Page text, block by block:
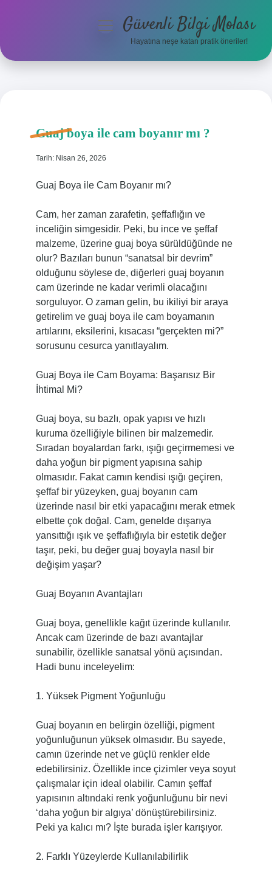
Anasayfa
menüyüGüvenli Bilgi Molası
Hayatına neşe katan pratik öneriler!
Guaj boya ile cam boyanır mı ?
Tarih: Nisan 26, 2026
Guaj Boya ile Cam Boyanır mı?
Cam, her zaman zarafetin, şeffaflığın ve
inceliğin simgesidir. Peki, bu ince ve şeffaf
malzeme, üzerine guaj boya sürüldüğünde ne
olur? Bazıları bunun “sanatsal bir devrim”
olduğunu söylese de, diğerleri guaj boyanın
cam üzerinde ne kadar verimli olacağını
sorguluyor. O zaman gelin, bu ikiliyi bir araya
getirelim ve guaj boya ile cam boyamanın
artılarını, eksilerini, kısacası “gerçekten mi?”
sorusunu cesurca yanıtlayalım.
Guaj Boya ile Cam Boyama: Başarısız Bir
İhtimal Mi?
Guaj boya, su bazlı, opak yapısı ve hızlı
kuruma özelliğiyle bilinen bir malzemedir.
Sıradan boyalardan farkı, ışığı geçirmemesi ve
daha yoğun bir pigment yapısına sahip
olmasıdır. Fakat camın kendisi ışığı geçiren,
şeffaf bir yüzeyken, guaj boyanın cam
üzerinde nasıl bir etki yapacağını merak etmek
elbette çok doğal. Cam, genelde dışarıya
yansıttığı ışık ve şeffaflığıyla bir estetik değer
taşır, peki, bu değer guaj boyayla nasıl bir
değişim yaşar?
Guaj Boyanın Avantajları
Guaj boya, genellikle kağıt üzerinde kullanılır.
Ancak cam üzerinde de bazı avantajlar
sunabilir, özellikle sanatsal yönü açısından.
Hadi bunu inceleyelim:
1. Yüksek Pigment Yoğunluğu
Guaj boyanın en belirgin özelliği, pigment
yoğunluğunun yüksek olmasıdır. Bu sayede,
camın üzerinde net ve güçlü renkler elde
edebilirsiniz. Özellikle ince çizimler veya soyut
çalışmalar için ideal olabilir. Camın şeffaf
yapısının altındaki renk yoğunluğunu bir nevi
‘daha yoğun bir algıya’ dönüştürebilirsiniz.
Peki ya kalıcı mı? İşte burada işler karışıyor.
2. Farklı Yüzeylerde Kullanılabilirlik